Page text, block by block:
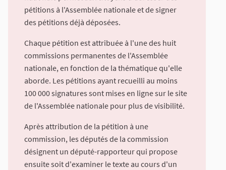
pétitions à l'Assemblée nationale et de signer
des pétitions déjà déposées.
Chaque pétition est attribuée à l'une des huit
commissions permanentes de l'Assemblée
nationale, en fonction de la thématique qu'elle
aborde. Les pétitions ayant recueilli au moins
100 000 signatures sont mises en ligne sur le site
de l'Assemblée nationale pour plus de visibilité.
Après attribution de la pétition à une
commission, les députés de la commission
désignent un député-rapporteur qui propose
ensuite soit d'examiner le texte au cours d'un